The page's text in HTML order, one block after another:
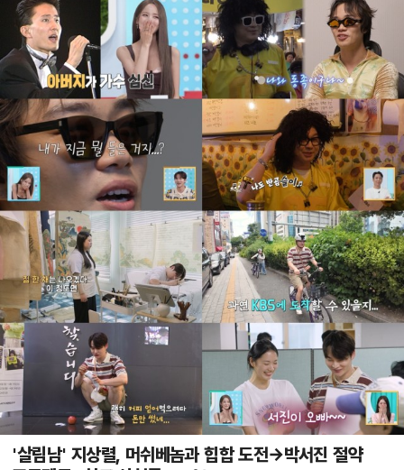
'살림남' 지상렬, 머쉬베놈과 힙합 도전→박서진 절약